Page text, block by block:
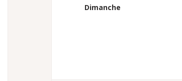
Dimanche